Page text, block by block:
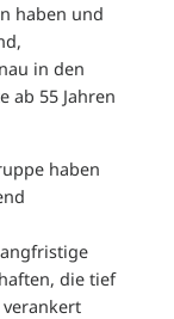
haben und
in den
ab 55 Jahren
haben
die tief